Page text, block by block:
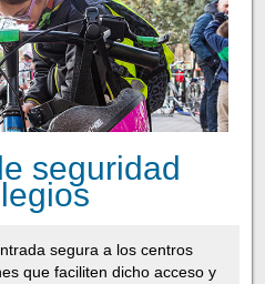
seguridad
segura a los centros
que faciliten dicho acceso y